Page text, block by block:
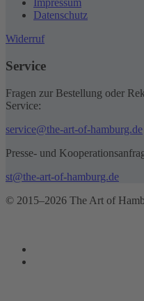
Impressum
Datenschutz
Widerruf
Service
Fragen zur Bestellung oder
Service:
service@the-art-of-hamburg.de
Presse- und
st@the-art-of-hamburg.de
© 2015–2026 The Art of